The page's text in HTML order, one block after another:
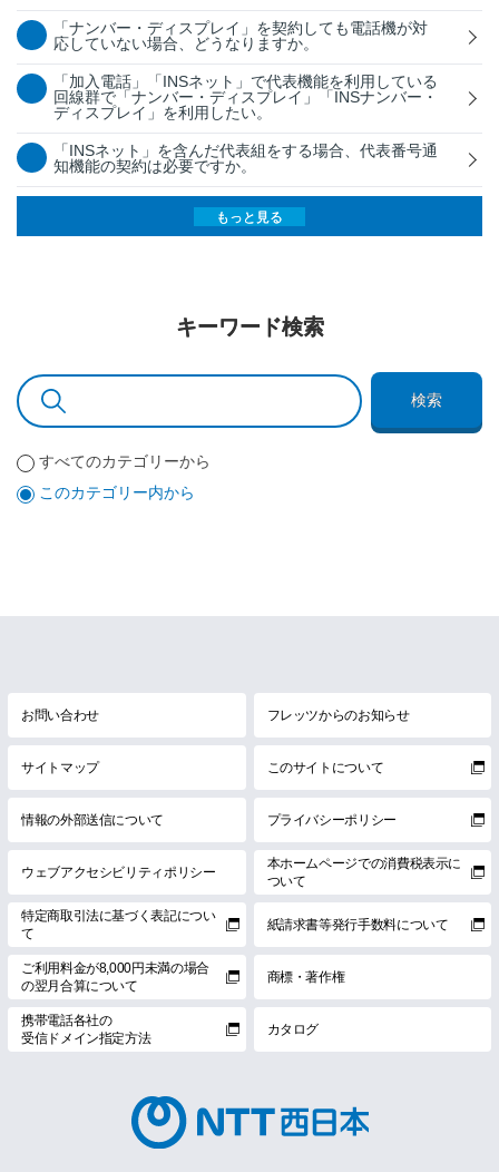
「ナンバー・ディスプレイ」を契約しても電話機が対
応していない場合、どうなりますか。
「加入電話」「INSネット」で代表機能を利用している
回線群で「ナンバー・ディスプレイ」「INSナンバー・
ディスプレイ」を利用したい。
「INSネット」を含んだ代表組をする場合、代表番号通
知機能の契約は必要ですか。
もっと見る
キーワード検索
検索
すべてのカテゴリーから
このカテゴリー内から
お問い合わせ フレッツからのお知らせ
サイトマップ このサイトについて
情報の外部送信について プライバシーポリシー
ウェブアクセシビリティポリシー
本ホームページでの消費税表示に
ついて
特定商取引法に基づく表記につい
て
紙請求書等発行手数料について
ご利用料金が8,000円未満の場合
の翌月合算について
商標・著作権
携帯電話各社の
受信ドメイン指定方法
カタログ